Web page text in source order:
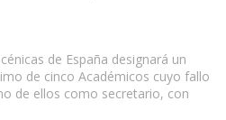
de España designará un
de cinco Académicos cuyo fallo
de ellos como secretario, con